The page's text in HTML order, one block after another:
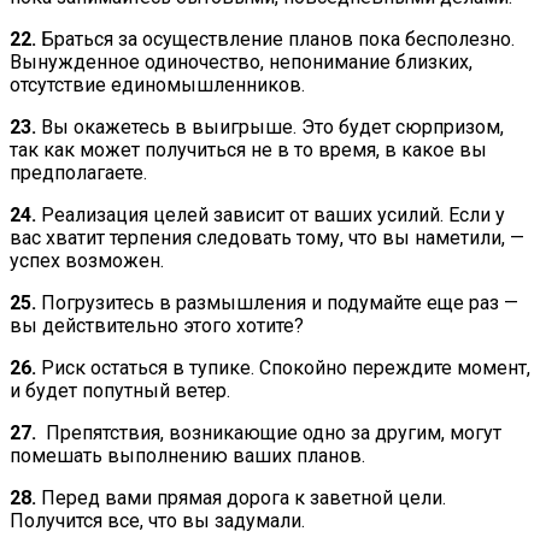
22. Браться за осуществление планов пока бесполезно.
Вынужденное одиночество, непонимание близких,
отсутствие единомышленников.
23. Вы окажетесь в выигрыше. Это будет сюрпризом,
так как может получиться не в то время, в какое вы
предполагаете.
24. Реализация целей зависит от ваших усилий. Если у
вас хватит терпения следовать тому, что вы наметили, —
успех возможен.
25. Погрузитесь в размышления и подумайте еще раз —
вы действительно этого хотите?
26. Риск остаться в тупике. Спокойно переждите момент,
и будет попутный ветер.
27. Препятствия, возникающие одно за другим, могут
помешать выполнению ваших планов.
28. Перед вами прямая дорога к заветной цели.
Получится все, что вы задумали.